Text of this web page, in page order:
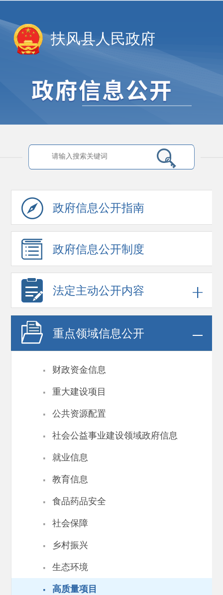
扶风县人民政府
政府信息公开指南
政府信息公开制度
法定主动公开内容
重点领域信息公开
· 财政资金信息
· 重大建设项目
· 公共资源配置
· 社会公益事业建设领域政府信息
· 就业信息
· 教育信息
· 食品药品安全
· 社会保障
· 乡村振兴
· 生态环境
· 高质量项目